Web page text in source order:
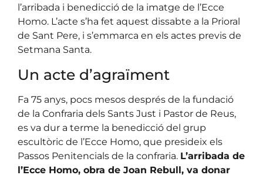
l’arribada i benedicció de la imatge de l’Ecce
Homo. L’acte s’ha fet aquest dissabte a la Prioral
de Sant Pere, i s’emmarca en els actes previs de
Setmana Santa.
Un acte d’agraïment
Fa 75 anys, pocs mesos després de la fundació
de la Confraria dels Sants Just i Pastor de Reus,
es va dur a terme la benedicció del grup
escultòric de l’Ecce Homo, que presideix els
Passos Penitencials de la confraria. L’arribada de
l’Ecce Homo, obra de Joan Rebull, va donar